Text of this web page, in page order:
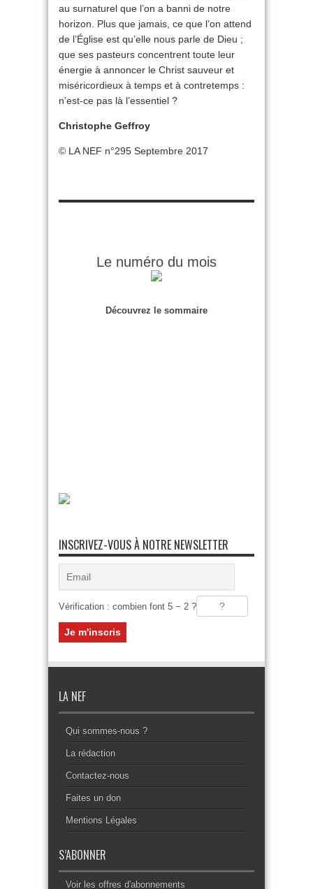
au surnaturel que l’on a banni de notre
horizon. Plus que jamais, ce que l’on attend
de l’Église est qu’elle nous parle de Dieu ;
que ses pasteurs concentrent toute leur
énergie à annoncer le Christ sauveur et
miséricordieux à temps et à contretemps :
n’est-ce pas là l’essentiel ?
Christophe Geffroy
© LA NEF n°295 Septembre 2017
Le numéro du mois
Découvrez le sommaire
INSCRIVEZ-VOUS À NOTRE NEWSLETTER
Vérification : combien font 5 − 2 ?
LA NEF
Qui sommes-nous ?
La rédaction
Contactez-nous
Faites un don
Mentions Légales
S’ABONNER
Voir les offres d'abonnements